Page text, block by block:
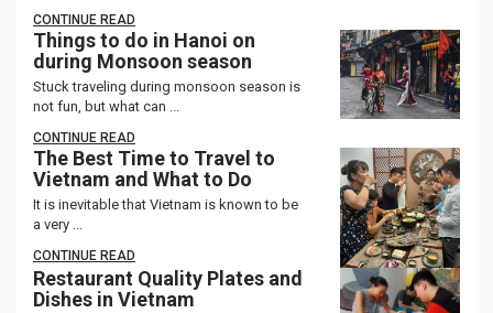
CONTINUE READ
Things to do in Hanoi on
during Monsoon season
Stuck traveling during monsoon season is
not fun, but what can ...
CONTINUE READ
The Best Time to Travel to
Vietnam and What to Do
It is inevitable that Vietnam is known to be
a very ...
CONTINUE READ
Restaurant Quality Plates and
Dishes in Vietnam